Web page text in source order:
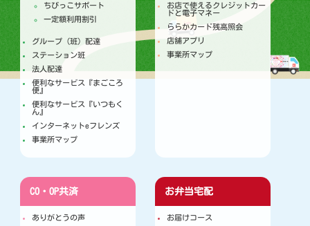
ちびっこサポート
一定額利用割引
グループ（班）配達
ステーション班
法人配達
便利なサービス『まごころ
便』
便利なサービス『いつもく
ん』
インターネットeフレンズ
事業所マップ
お店で使えるクレジットカー
ドと電子マネー
ららかカード残高照会
店舗アプリ
事業所マップ
CO・OP共済
ありがとうの声
お弁当宅配
お届けコース